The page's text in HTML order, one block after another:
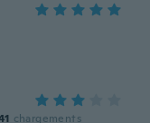
chargements